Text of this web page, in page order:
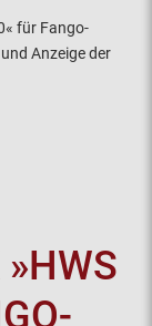
für Fango-
Anzeige der